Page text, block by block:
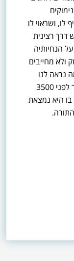
לו, ושראוי לו
דרך רצינית
הנחיותיה
ולא מחייבים
נראה לנו
פסול מבחינה מוסרית, נובע לא מעט מהנחישות החינוכית המופלאה של התורה שהתחילה כבר לפני 3500
היא נמצאת